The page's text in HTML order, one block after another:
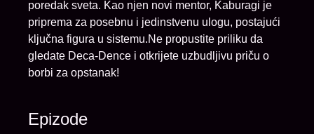
poredak sveta. Kao njen novi mentor, Kaburagi je
priprema za posebnu i jedinstvenu ulogu, postajući
ključna figura u sistemu.Ne propustite priliku da
gledate Deca-Dence i otkrijete uzbudljivu priču o
borbi za opstanak!
Epizode